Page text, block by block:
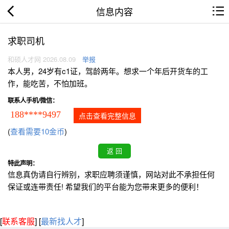
信息内容
求职司机
和硕人才网 2026.08.09 举报
本人男，24岁有c1证，驾龄两年。想求一个年后开货车的工
作，能吃苦，不怕加班。
联系人手机/微信：
188****9497 点击查看完整信息
(查看需要10金币)
特此声明：
信息真伪请自行辨别，求职应聘须谨慎，网站对此不承担任何
保证或连带责任! 希望我们的平台能为您带来更多的便利！
[联系客服] [最新找人才]